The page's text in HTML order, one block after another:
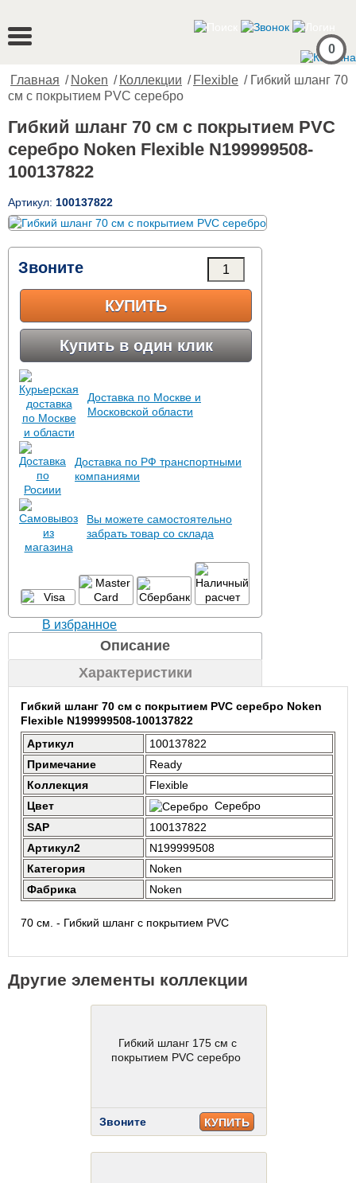
0
Главная / Noken / Коллекции / Flexible / Гибкий шланг 70
см с покрытием PVC серебро
Гибкий шланг 70 см с покрытием PVC
серебро Noken Flexible N199999508-
100137822
Артикул: 100137822
Звоните
КУПИТЬ
Купить в один клик
Доставка по Москве и
Московской области
Доставка по РФ транспортными
компаниями
Вы можете самостоятельно
забрать товар со склада
В избранное
Описание
Характеристики
Гибкий шланг 70 см с покрытием PVC серебро Noken
Flexible N199999508-100137822
Артикул
100137822
Примечание
Ready
Коллекция
Flexible
Цвет
Серебро
SAP
100137822
Артикул2
N199999508
Категория
Noken
Фабрика
Noken
70 см. - Гибкий шланг с покрытием PVC
Другие элементы коллекции
Гибкий шланг 175 см с
покрытием PVC серебро
Звоните КУПИТЬ